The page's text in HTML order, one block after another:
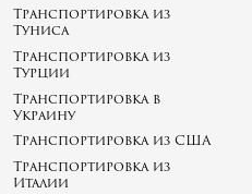
Транспортировка из
Туниса
Транспортировка из
Турции
Транспортировка в
Украину
Транспортировка из США
Транспортировка из
Италии